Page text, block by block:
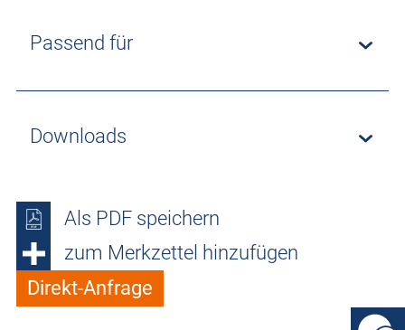
Passend für
Downloads
Als PDF speichern
zum Merkzettel hinzufügen
Direkt-Anfrage